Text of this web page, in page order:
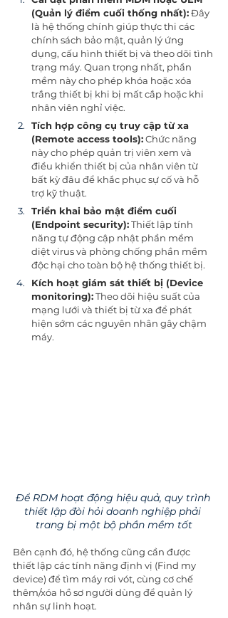
(Quản lý điểm cuối thống nhất): Đây
là hệ thống chính giúp thực thi các
chính sách bảo mật, quản lý ứng
dụng, cấu hình thiết bị và theo dõi tình
trạng máy. Quan trọng nhất, phần
mềm này cho phép khóa hoặc xóa
trắng thiết bị khi bị mất cắp hoặc khi
nhân viên nghỉ việc.
Tích hợp công cụ truy cập từ xa
(Remote access tools): Chức năng
này cho phép quản trị viên xem và
điều khiển thiết bị của nhân viên từ
bất kỳ đâu để khắc phục sự cố và hỗ
trợ kỹ thuật.
Triển khai bảo mật điểm cuối
(Endpoint security): Thiết lập tính
năng tự động cập nhật phần mềm
diệt virus và phòng chống phần mềm
độc hại cho toàn bộ hệ thống thiết bị.
Kích hoạt giám sát thiết bị (Device
monitoring): Theo dõi hiệu suất của
mạng lưới và thiết bị từ xa để phát
hiện sớm các nguyên nhân gây chậm
máy.
Để RDM hoạt động hiệu quả, quy trình
thiết lập đòi hỏi doanh nghiệp phải
trang bị một bộ phần mềm tốt
Bên cạnh đó, hệ thống cũng cần được
thiết lập các tính năng định vị (Find my
device) để tìm máy rơi vót, cùng cơ chế
thêm/xóa hồ sơ người dùng để quản lý
nhân sự linh hoạt.